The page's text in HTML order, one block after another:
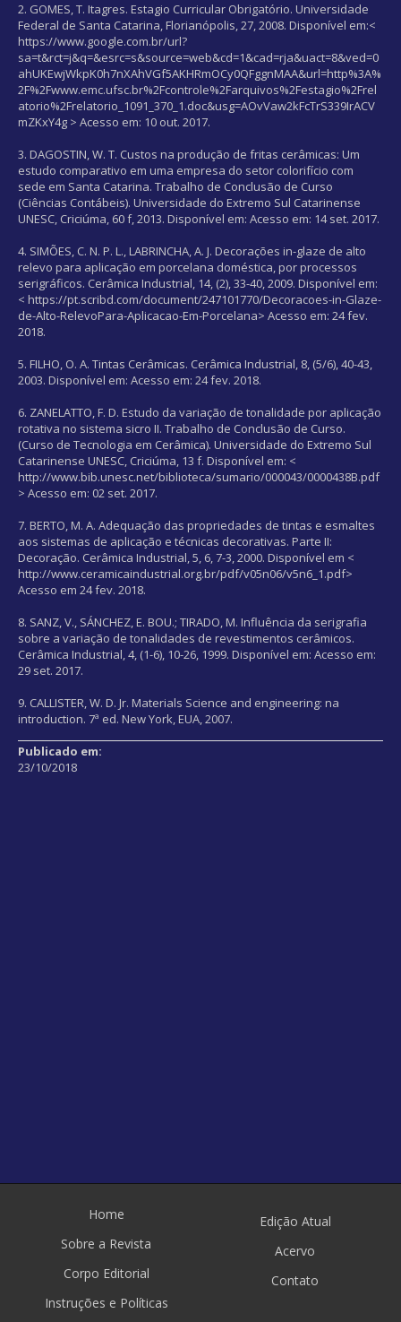
2. GOMES, T. Itagres. Estagio Curricular Obrigatório. Universidade
Federal de Santa Catarina, Florianópolis, 27, 2008. Disponível em:<
https://www.google.com.br/url?
sa=t&rct=j&q=&esrc=s&source=web&cd=1&cad=rja&uact=8&ved=0
ahUKEwjWkpK0h7nXAhVGf5AKHRmOCy0QFggnMAA&url=http%3A%
2F%2Fwww.emc.ufsc.br%2Fcontrole%2Farquivos%2Festagio%2Frel
atorio%2Frelatorio_1091_370_1.doc&usg=AOvVaw2kFcTrS339IrACV
mZKxY4g > Acesso em: 10 out. 2017.
3. DAGOSTIN, W. T. Custos na produção de fritas cerâmicas: Um
estudo comparativo em uma empresa do setor colorifício com
sede em Santa Catarina. Trabalho de Conclusão de Curso
(Ciências Contábeis). Universidade do Extremo Sul Catarinense
UNESC, Criciúma, 60 f, 2013. Disponível em: Acesso em: 14 set. 2017.
4. SIMÕES, C. N. P. L., LABRINCHA, A. J. Decorações in-glaze de alto
relevo para aplicação em porcelana doméstica, por processos
serigráficos. Cerâmica Industrial, 14, (2), 33-40, 2009. Disponível em:
< https://pt.scribd.com/document/247101770/Decoracoes-in-Glaze-
de-Alto-RelevoPara-Aplicacao-Em-Porcelana> Acesso em: 24 fev.
2018.
5. FILHO, O. A. Tintas Cerâmicas. Cerâmica Industrial, 8, (5/6), 40-43,
2003. Disponível em: Acesso em: 24 fev. 2018.
6. ZANELATTO, F. D. Estudo da variação de tonalidade por aplicação
rotativa no sistema sicro II. Trabalho de Conclusão de Curso.
(Curso de Tecnologia em Cerâmica). Universidade do Extremo Sul
Catarinense UNESC, Criciúma, 13 f. Disponível em: <
http://www.bib.unesc.net/biblioteca/sumario/000043/0000438B.pdf
> Acesso em: 02 set. 2017.
7. BERTO, M. A. Adequação das propriedades de tintas e esmaltes
aos sistemas de aplicação e técnicas decorativas. Parte II:
Decoração. Cerâmica Industrial, 5, 6, 7-3, 2000. Disponível em <
http://www.ceramicaindustrial.org.br/pdf/v05n06/v5n6_1.pdf>
Acesso em 24 fev. 2018.
8. SANZ, V., SÁNCHEZ, E. BOU.; TIRADO, M. Influência da serigrafia
sobre a variação de tonalidades de revestimentos cerâmicos.
Cerâmica Industrial, 4, (1-6), 10-26, 1999. Disponível em: Acesso em:
29 set. 2017.
9. CALLISTER, W. D. Jr. Materials Science and engineering: na
introduction. 7ª ed. New York, EUA, 2007.
Publicado em:
23/10/2018
Home
Sobre a Revista
Corpo Editorial
Instruções e Políticas
Edição Atual
Acervo
Contato